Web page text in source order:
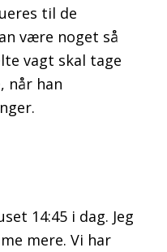
til de
være noget så
vagt skal tage
når han
14:45 i dag. Jeg
mere. Vi har